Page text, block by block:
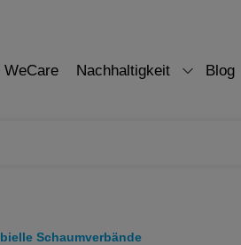
WeCare Nachhaltigkeit Blog
Schaumverbände